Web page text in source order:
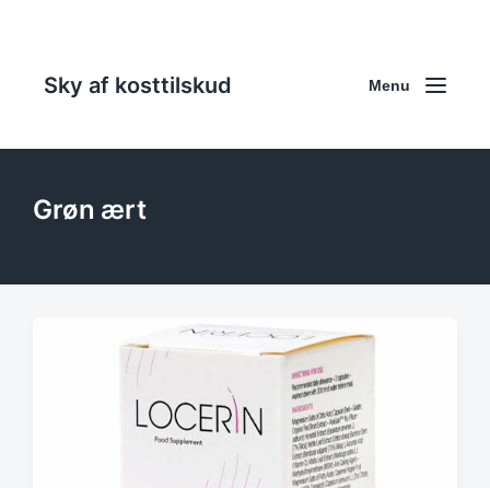
Sky af kosttilskud Menu
Grøn ært